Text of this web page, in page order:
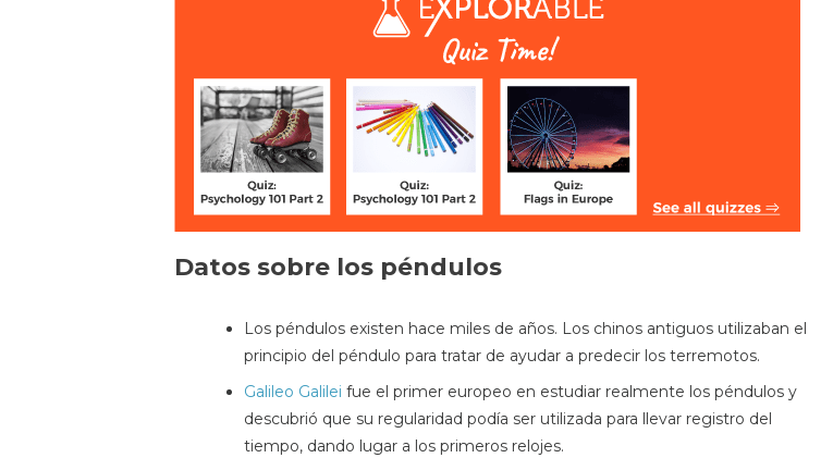
Datos sobre los péndulos
Los péndulos existen hace miles de años. Los chinos antiguos utilizaban el
principio del péndulo para tratar de ayudar a predecir los terremotos.
Galileo Galilei fue el primer europeo en estudiar realmente los péndulos y
descubrió que su regularidad podía ser utilizada para llevar registro del
tiempo, dando lugar a los primeros relojes.